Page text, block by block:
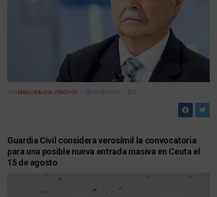
POR MASQUEALDIA UTMEDIOS 06/08/2026 0
Guardia Civil considera verosímil la convocatoria
para una posible nueva entrada masiva en Ceuta el
15 de agosto